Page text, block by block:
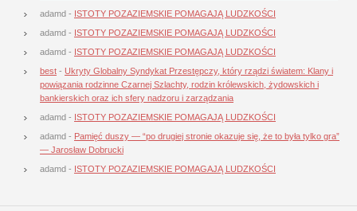
adamd - ISTOTY POZAZIEMSKIE POMAGAJĄ LUDZKOŚCI
adamd - ISTOTY POZAZIEMSKIE POMAGAJĄ LUDZKOŚCI
adamd - ISTOTY POZAZIEMSKIE POMAGAJĄ LUDZKOŚCI
best - Ukryty Globalny Syndykat Przestępczy, który rządzi światem: Klany i
powiązania rodzinne Czarnej Szlachty, rodzin królewskich, żydowskich i
bankierskich oraz ich sfery nadzoru i zarządzania
adamd - ISTOTY POZAZIEMSKIE POMAGAJĄ LUDZKOŚCI
adamd - Pamięć duszy — “po drugiej stronie okazuje się, że to była tylko gra”
— Jarosław Dobrucki
adamd - ISTOTY POZAZIEMSKIE POMAGAJĄ LUDZKOŚCI